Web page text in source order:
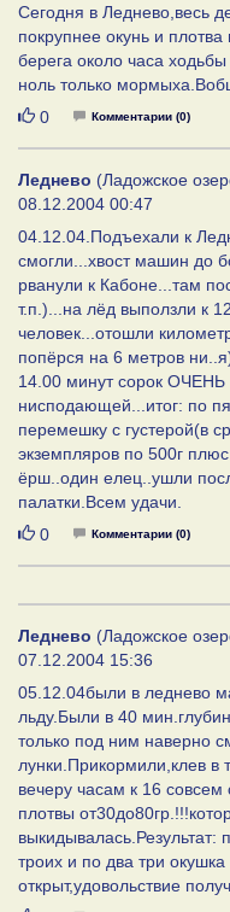
Сегодня в Леднево,весь
покрупнее окунь и плотва
берега около часа
ноль только
Нравится
0 Комментарии (0)
Леднево (Ладожское
08.12.2004 00:47
04.12.04.Подъехали к
смогли...хвост машин до
рванули к Кабоне...там
т.п.)...на лёд выползли к
человек...отошли
попёрся на 6 метров
14.00 минут сорок ОЧЕНЬ
нисподающей...итог: по
перемешку с густерой(в
экземпляров по 500г
ёрш..один елец..ушли
палатки.Всем удачи.
Нравится
0 Комментарии (0)
Леднево (Ладожское
07.12.2004 15:36
05.12.04были в леднево
льду.Были в 40
только под ним наверно
лунки.Прикормили,клев в
вечеру часам к 16 совсем
плотвы
выкидывалась.Результат:
троих и по два три
открыт,удовольствие